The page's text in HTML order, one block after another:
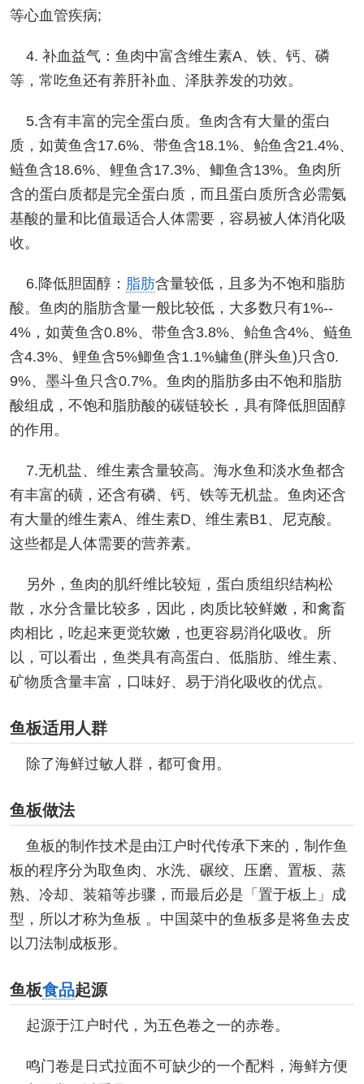
等心血管疾病;
4. 补血益气：鱼肉中富含维生素A、铁、钙、磷
等，常吃鱼还有养肝补血、泽肤养发的功效。
5.含有丰富的完全蛋白质。鱼肉含有大量的蛋白
质，如黄鱼含17.6%、带鱼含18.1%、鲐鱼含21.4%、
鲢鱼含18.6%、鲤鱼含17.3%、鲫鱼含13%。鱼肉所
含的蛋白质都是完全蛋白质，而且蛋白质所含必需氨
基酸的量和比值最适合人体需要，容易被人体消化吸
收。
6.降低胆固醇： 脂肪含量较低，且多为不饱和脂肪
酸。鱼肉的脂肪含量一般比较低，大多数只有1%--
4%，如黄鱼含0.8%、带鱼含3.8%、鲐鱼含4%、鲢鱼
含4.3%、鲤鱼含5%鲫鱼含1.1%鳙鱼(胖头鱼)只含0.
9%、墨斗鱼只含0.7%。鱼肉的脂肪多由不饱和脂肪
酸组成，不饱和脂肪酸的碳链较长，具有降低胆固醇
的作用。
7.无机盐、维生素含量较高。海水鱼和淡水鱼都含
有丰富的磺，还含有磷、钙、铁等无机盐。鱼肉还含
有大量的维生素A、维生素D、维生素B1、尼克酸。
这些都是人体需要的营养素。
另外，鱼肉的肌纤维比较短，蛋白质组织结构松
散，水分含量比较多，因此，肉质比较鲜嫩，和禽畜
肉相比，吃起来更觉软嫩，也更容易消化吸收。所
以，可以看出，鱼类具有高蛋白、低脂肪、维生素、
矿物质含量丰富，口味好、易于消化吸收的优点。
鱼板适用人群
除了海鲜过敏人群，都可食用。
鱼板做法
鱼板的制作技术是由江户时代传承下来的，制作鱼
板的程序分为取鱼肉、水洗、碾绞、压磨、置板、蒸
熟、冷却、装箱等步骤，而最后必是「置于板上」成
型，所以才称为鱼板 。中国菜中的鱼板多是将鱼去皮
以刀法制成板形。
鱼板食品起源
起源于江户时代，为五色卷之一的赤卷。
鸣门卷是日式拉面不可缺少的一个配料，海鲜方便